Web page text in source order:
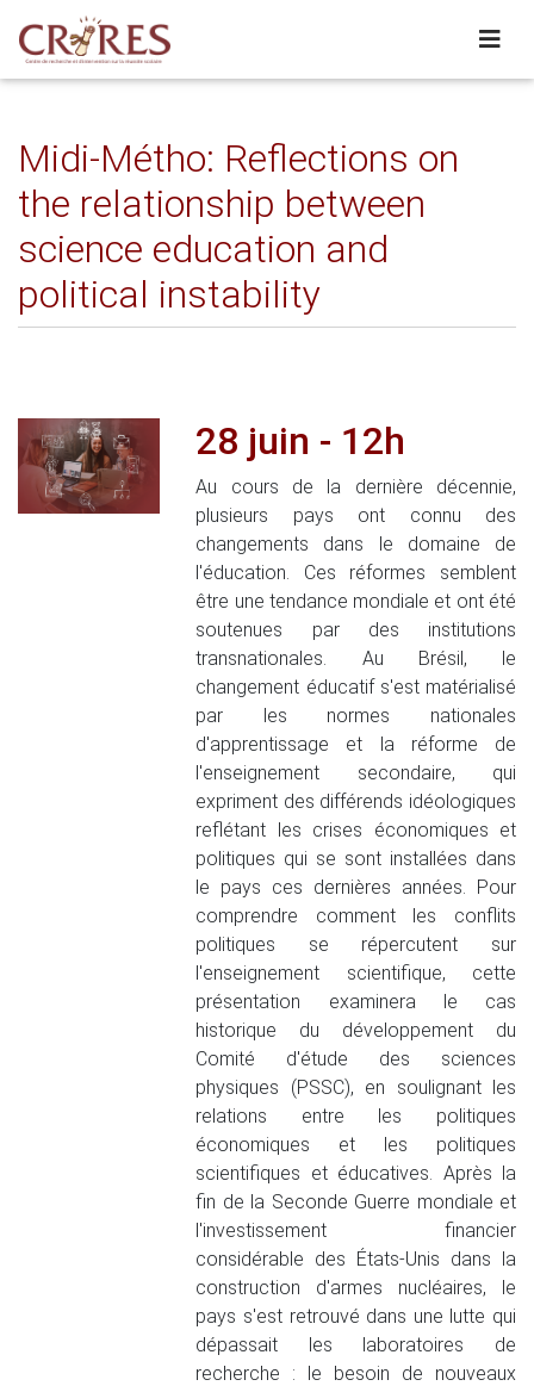
Midi-Métho: Reflections on
the relationship between
science education and
political instability
28 juin - 12h
Au cours de la dernière décennie,
plusieurs pays ont connu des
changements dans le domaine de
l'éducation. Ces réformes semblent
être une tendance mondiale et ont été
soutenues par des institutions
transnationales. Au Brésil, le
changement éducatif s'est matérialisé
par les normes nationales
d'apprentissage et la réforme de
l'enseignement secondaire, qui
expriment des différends idéologiques
reflétant les crises économiques et
politiques qui se sont installées dans
le pays ces dernières années. Pour
comprendre comment les conflits
politiques se répercutent sur
l'enseignement scientifique, cette
présentation examinera le cas
historique du développement du
Comité d'étude des sciences
physiques (PSSC), en soulignant les
relations entre les politiques
économiques et les politiques
scientifiques et éducatives. Après la
fin de la Seconde Guerre mondiale et
l'investissement financier
considérable des États-Unis dans la
construction d'armes nucléaires, le
pays s'est retrouvé dans une lutte qui
dépassait les laboratoires de
recherche : le besoin de nouveaux